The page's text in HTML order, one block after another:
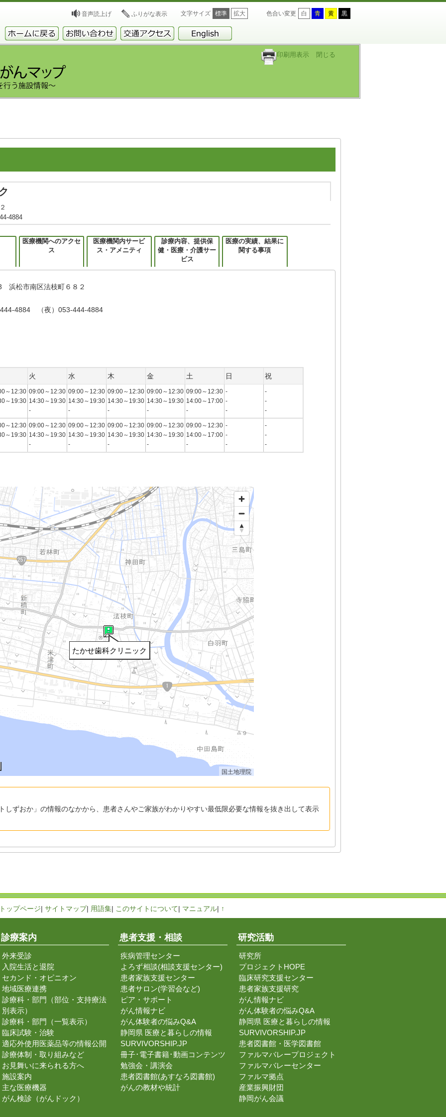
音声読上げ ふりがな表示 文字サイズ 標準 拡大 色合い変更 白 青 黄 黒
印刷用表示 閉じる
4884
医療機関へのアクセ
ス
医療機関内サービ
ス・アメニティ
診療内容、提供保
健・医療・介護サー
ビス
医療の実績、結果に
関する事項
浜松市南区法枝町６８２
4884 （夜）053-444-4884
火 水 木 金 土 日 祝
～12:30
～19:30
09:00～12:30
14:30～19:30
-
09:00～12:30
14:30～19:30
-
09:00～12:30
14:30～19:30
-
09:00～12:30
14:30～19:30
-
09:00～12:30
14:00～17:00
-
-
-
-
-
-
-
～12:30
～19:30
09:00～12:30
14:30～19:30
-
09:00～12:30
14:30～19:30
-
09:00～12:30
14:30～19:30
-
09:00～12:30
14:30～19:30
-
09:00～12:30
14:00～17:00
-
-
-
-
-
-
-
たかせ歯科クリニック
国土地理院
しずおか」の情報のなかから、患者さんやご家族がわかりやすい最低限必要な情報を抜き出して表示
ップページ| サイトマップ| 用語集| このサイトについて| マニュアル| ↑
診療案内
外来受診
入院生活と退院
セカンド・オピニオン
地域医療連携
診療科・部門（部位・支持療法
別表示）
診療科・部門（一覧表示）
臨床試験・治験
適応外使用医薬品等の情報公開
診療体制・取り組みなど
お見舞いに来られる方へ
施設案内
主な医療機器
がん検診（がんドック）
患者支援・相談
疾病管理センター
よろず相談(相談支援センター)
患者家族支援センター
患者サロン(学習会など)
ピア・サポート
がん情報ナビ
がん体験者の悩みQ&A
静岡県 医療と暮らしの情報
SURVIVORSHIP.JP
冊子･電子書籍･動画コンテンツ
勉強会・講演会
患者図書館(あすなろ図書館)
がんの教材や統計
研究活動
研究所
プロジェクトHOPE
臨床研究支援センター
患者家族支援研究
がん情報ナビ
がん体験者の悩みQ&A
静岡県 医療と暮らしの情報
SURVIVORSHIP.JP
患者図書館・医学図書館
ファルマバレープロジェクト
ファルマバレーセンター
ファルマ拠点
産業振興財団
静岡がん会議